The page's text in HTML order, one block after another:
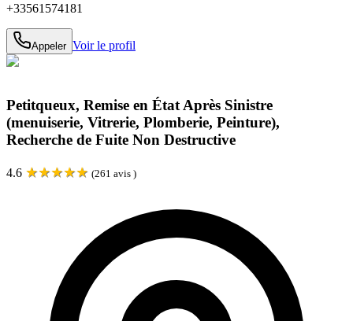
+33561574181
Appeler Voir le profil
Petitqueux, Remise en État Après Sinistre
(menuiserie, Vitrerie, Plomberie, Peinture),
Recherche de Fuite Non Destructive
4.6 ★★★★★ (261 avis )